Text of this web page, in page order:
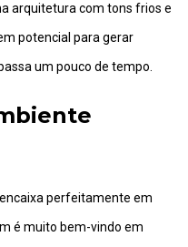
arquitetura com tons frios e
potencial para gerar
um pouco de tempo.
perfeitamente em
é muito bem-vindo em